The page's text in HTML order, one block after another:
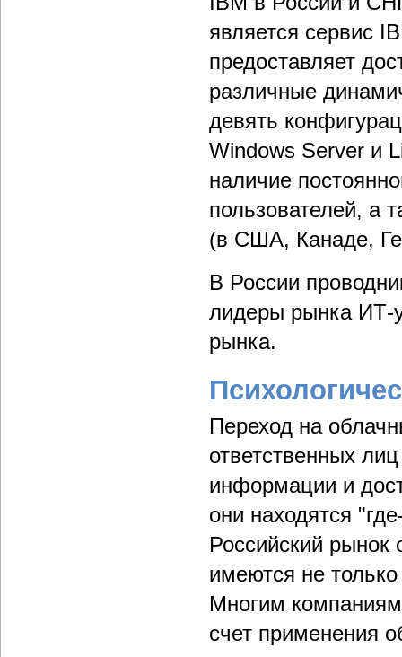
является сервис
предоставляет
различные
девять
Windows Server и
наличие
пользователей, а
(в США, Канаде,
В России
лидеры рынка ИТ-
рынка.
Переход на
ответственных
информации и
они находятся
Российский рынок
имеются не
Многим
счет применения